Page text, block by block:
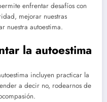
enfrentar desafíos con
mejorar nuestras
nuestra autoestima.
la autoestima
incluyen practicar la
a decir no, rodearnos de